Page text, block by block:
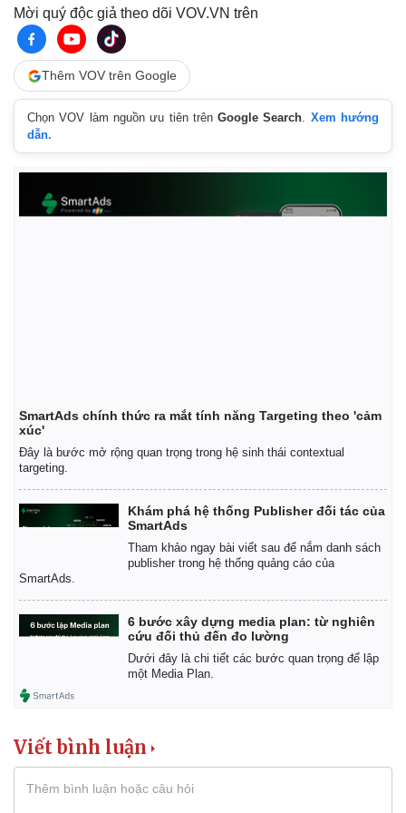
Pháp luật
Mời quý độc giả theo dõi VOV.VN trên
Thêm VOV trên Google
Chọn VOV làm nguồn ưu tiên trênGoogle Search. Xem hướng
dẫn.
SmartAds chính thức ra mắt tính năng Targeting theo 'cảm
xúc'
Đây là bước mở rộng quan trọng trong hệ sinh thái contextual
targeting.
Khám phá hệ thống Publisher đối tác của
SmartAds
Tham khảo ngay bài viết sau để nắm danh sách
publisher trong hệ thống quảng cáo của
SmartAds.
6 bước xây dựng media plan: từ nghiên
cứu đối thủ đến đo lường
Dưới đây là chi tiết các bước quan trọng để lập
một Media Plan.
Viết bình luận